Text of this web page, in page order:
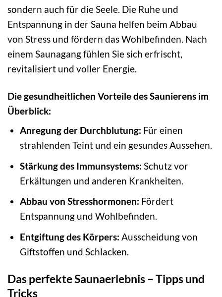
sondern auch für die Seele. Die Ruhe und
Entspannung in der Sauna helfen beim Abbau
von Stress und fördern das Wohlbefinden. Nach
einem Saunagang fühlen Sie sich erfrischt,
revitalisiert und voller Energie.
Die gesundheitlichen Vorteile des Saunierens im
Überblick:
Anregung der Durchblutung: Für einen
strahlenden Teint und ein gesundes Aussehen.
Stärkung des Immunsystems: Schutz vor
Erkältungen und anderen Krankheiten.
Abbau von Stresshormonen: Fördert
Entspannung und Wohlbefinden.
Entgiftung des Körpers: Ausscheidung von
Giftstoffen und Schlacken.
Das perfekte Saunaerlebnis – Tipps und
Tricks